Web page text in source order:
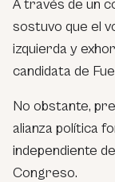
A través de un
sostuvo que el
izquierda y
candidata de
No obstante,
alianza política
independiente
Congreso.